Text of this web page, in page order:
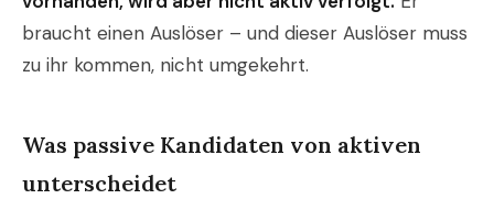
braucht einen Auslöser – und dieser Auslöser muss
zu ihr kommen, nicht umgekehrt.
Was passive Kandidaten von aktiven
unterscheidet